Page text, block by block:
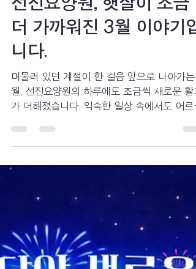
일상생활
선진요양원, 햇살이 조금
더 가까워진 3월 이야기입
니다.
머물러 있던 계절이 한 걸음 앞으로 나아가는
월, 선진요양원의 하루에도 조금씩 새로운 활
가 느껴졌습니다. 함께 나누는 이야기와 활동
들이 하루를 더욱 풍성하게 채워주었습니다.
는 시간이 차분히 이어졌습니다. 이번 소식지
는 이러한 3월의 흐름 속에서 어르신들과 함께
한 일상의 순간들을 담았습니다. 이 기록이 보